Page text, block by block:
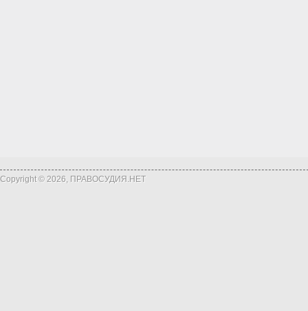
Copyright © 2026, ПРАВОСУДИЯ.НЕТ